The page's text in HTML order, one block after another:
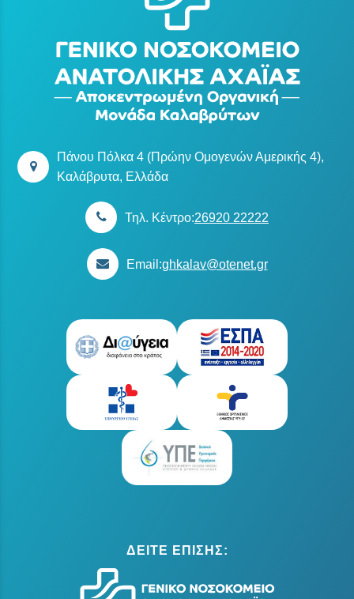
Πάνου Πόλκα 4 (Πρώην Ομογενών Αμερικής 4),
Καλάβρυτα, Ελλάδα
Τηλ. Κέντρο:26920 22222
Email:ghkalav@otenet.gr
ΔΕΙΤΕ ΕΠΙΣΗΣ: